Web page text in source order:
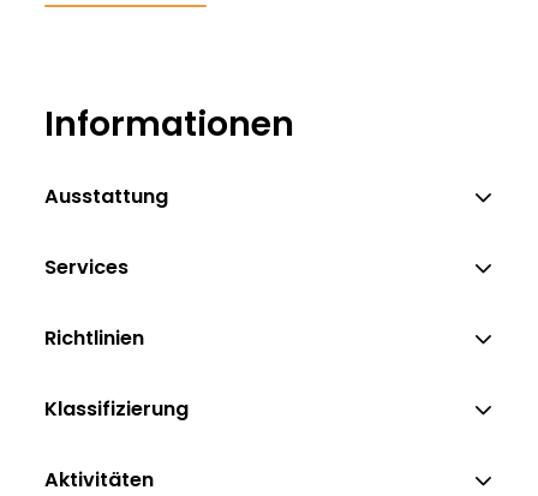
Informationen
Ausstattung
Services
Richtlinien
Klassifizierung
Aktivitäten